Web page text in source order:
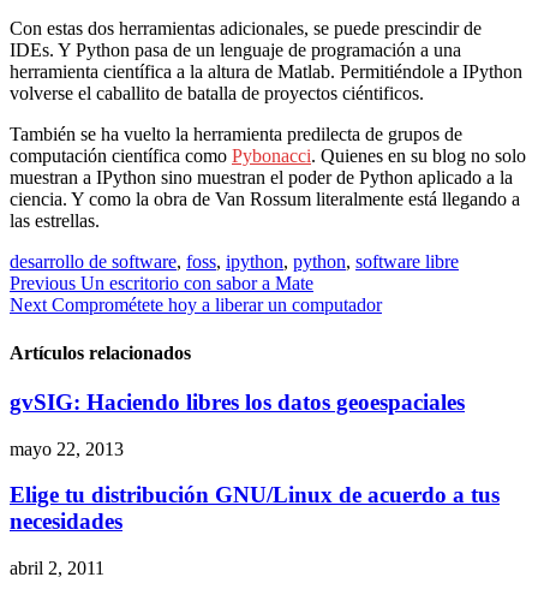
Con estas dos herramientas adicionales, se puede prescindir de
IDEs. Y Python pasa de un lenguaje de programación a una
herramienta científica a la altura de Matlab. Permitiéndole a IPython
volverse el caballito de batalla de proyectos ciéntificos.
También se ha vuelto la herramienta predilecta de grupos de
computación científica como Pybonacci. Quienes en su blog no solo
muestran a IPython sino muestran el poder de Python aplicado a la
ciencia. Y como la obra de Van Rossum literalmente está llegando a
las estrellas.
desarrollo de software, foss, ipython, python, software libre
Navegación
de
entradas
Previous Un escritorio con sabor a Mate
Next Comprométete hoy a liberar un computador
Artículos relacionados
gvSIG: Haciendo libres los datos geoespaciales
mayo 22, 2013
Elige tu distribución GNU/Linux de acuerdo a tus
necesidades
abril 2, 2011